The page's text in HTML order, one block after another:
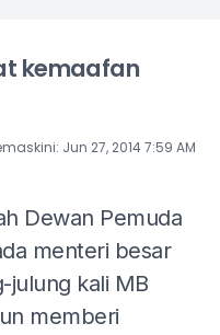
kemaafan
: Jun 27, 2014 7:59 AM
Dewan Pemuda
menteri besar
julung kali MB
memberi